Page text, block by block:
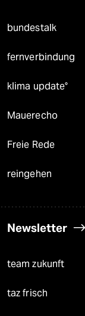
bundestalk
fernverbindung
klima update°
Mauerecho
Freie Rede
reingehen
Newsletter
team zukunft
taz frisch